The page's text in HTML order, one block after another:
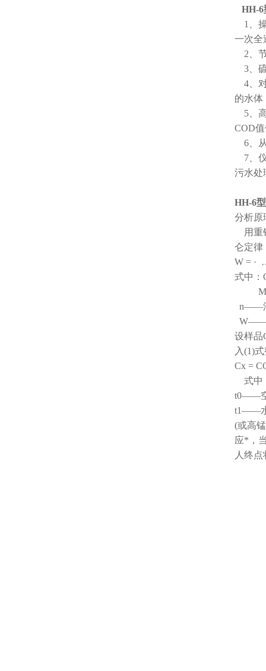
HH-6
1、操
一次全
2、
3、
4、对
的水体
5、高
COD
6、
7、
污水处
HH-6
分析原
用重
仑定律
W =
式中
M——
n——
W——
设样品
入(1)
Cx =
式中
t0——空
t1——水
(或高
应*，
人终